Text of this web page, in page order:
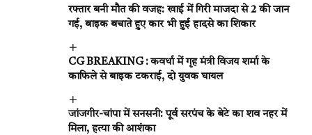
रफ्तार बनी मौत की वजह: खाई में गिरी माजदा से 2 की जान
गई, बाइक बचाते हुए कार भी हुई हादसे का शिकार
CG BREAKING : कवर्धा में गृह मंत्री विजय शर्मा के
काफिले से बाइक टकराई, दो युवक घायल
जांजगीर-चांपा में सनसनी: पूर्व सरपंच के बेटे का शव नहर में
मिला, हत्या की आशंका